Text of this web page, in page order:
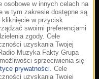
osobowe w innych celach na
w tym zakresie dostępne są
kliknięcie w przycisk
swoimi preferencjami
zgody. Cele
uzyskania Twojej
Muzyka Fakty Grupa
sprzeciwienia się
prywatności. Cele
uzyskania Twojej